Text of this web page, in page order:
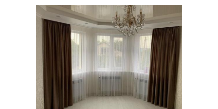
Модные тенденции Тюль в интерьере
интерьере
Тюли в интерьере